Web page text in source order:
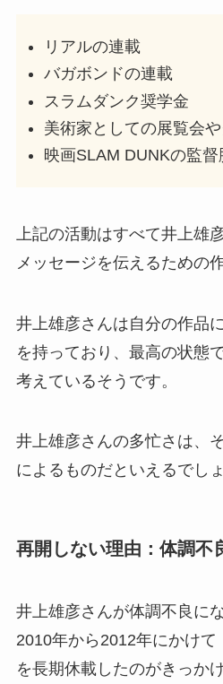
リアルの連載
バガボンドの連載
スラムダンク奨学金
美術家としての展覧会
映画SLAM DUNKの監督
上記の活動はすべて井上雄
メッセージを伝えるための
井上雄彦さんは自分の作品
を持っており、最高の状態
考えているそうです。
井上雄彦さんの多忙さは、
によるものだといえるでし
再開しない理由：体調不
井上雄彦さんが体調不良に
2010年から2012年にかけ
を長期休載したのがきっか